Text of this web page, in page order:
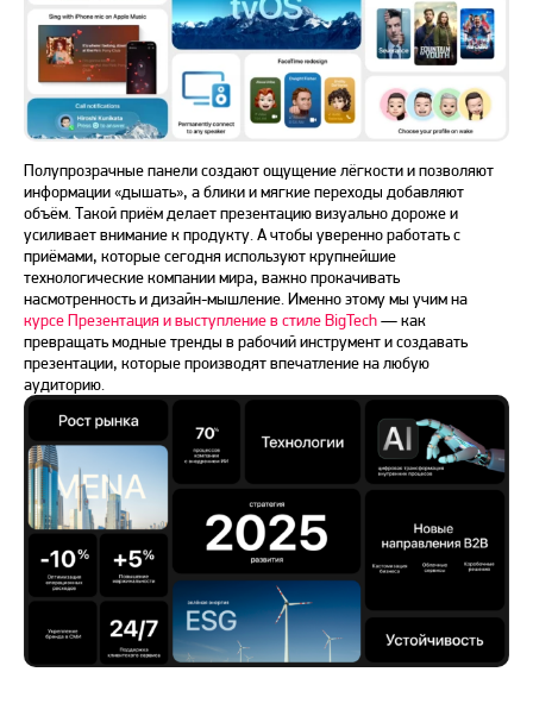
Полупрозрачные панели создают ощущение лёгкости и позволяют
информации «дышать», а блики и мягкие переходы добавляют
объём. Такой приём делает презентацию визуально дороже и
усиливает внимание к продукту. А чтобы уверенно работать с
приёмами, которые сегодня используют крупнейшие
технологические компании мира, важно прокачивать
насмотренность и дизайн-мышление. Именно этому мы учим на
курсе Презентация и выступление в стиле BigTech— как
превращать модные тренды в рабочий инструмент и создавать
презентации, которые производят впечатление на любую
аудиторию.